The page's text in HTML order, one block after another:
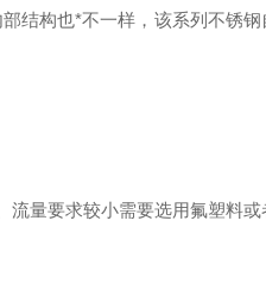
构也*不一样，该系列不锈
量要求较小需要选用氟塑料